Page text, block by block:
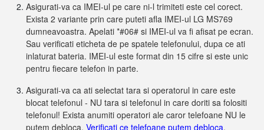
Asigurati-va ca IMEI-ul pe care ni-l trimiteti este cel corect.
Exista 2 variante prin care puteti afla IMEI-ul LG MS769
dumneavoastra. Apelati *#06# si IMEI-ul va fi afisat pe ecran.
Sau verificati eticheta de pe spatele telefonului, dupa ce ati
inlaturat bateria. IMEI-ul este format din 15 cifre si este unic
pentru fiecare telefon in parte.
Asigurati-va ca ati selectat tara si operatorul in care este
blocat telefonul - NU tara si telefonul in care doriti sa folositi
telefonul! Exista anumiti operatori ale caror telefoane NU le
putem debloca. Verificati ce telefoane putem debloca.